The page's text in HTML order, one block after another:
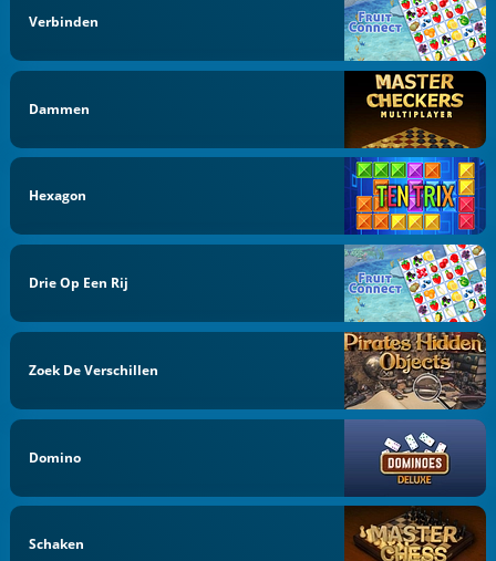
Verbinden
Dammen
Hexagon
Drie Op Een Rij
Zoek De Verschillen
Domino
Schaken